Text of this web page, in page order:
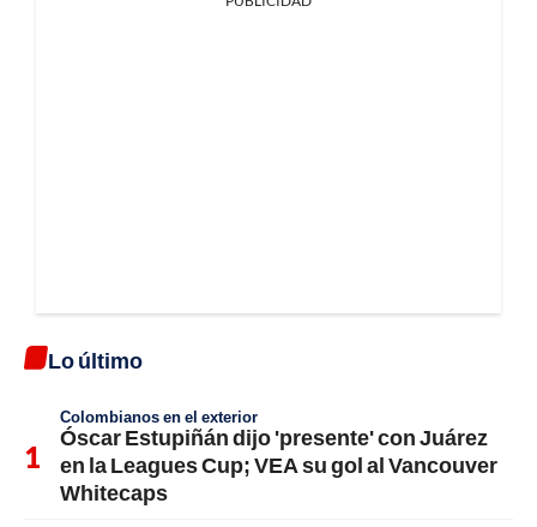
Lo último
Colombianos en el exterior
Óscar Estupiñán dijo 'presente' con Juárez
en la Leagues Cup; VEA su gol al Vancouver
Whitecaps